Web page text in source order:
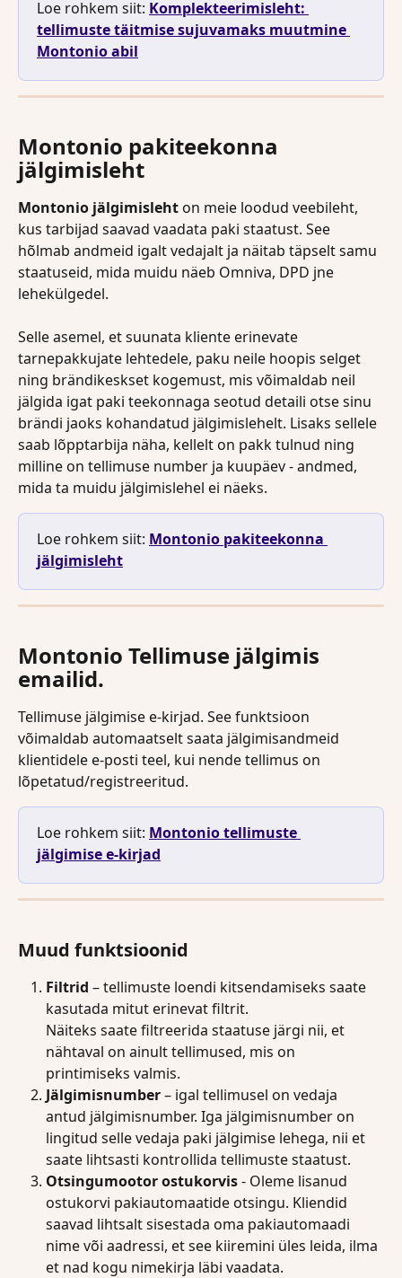
Loe rohkem siit: Komplekteerimisleht:
tellimuste täitmise sujuvamaks muutmine
Montonio abil
Montonio pakiteekonna
jälgimisleht
Montonio jälgimisleht on meie loodud veebileht,
kus tarbijad saavad vaadata paki staatust. See
hõlmab andmeid igalt vedajalt ja näitab täpselt samu
staatuseid, mida muidu näeb Omniva, DPD jne
lehekülgedel.
Selle asemel, et suunata kliente erinevate
tarnepakkujate lehtedele, paku neile hoopis selget
ning brändikeskset kogemust, mis võimaldab neil
jälgida igat paki teekonnaga seotud detaili otse sinu
brändi jaoks kohandatud jälgimislehelt. Lisaks sellele
saab lõpptarbija näha, kellelt on pakk tulnud ning
milline on tellimuse number ja kuupäev - andmed,
mida ta muidu jälgimislehel ei näeks.
Loe rohkem siit: Montonio pakiteekonna
jälgimisleht
Montonio Tellimuse jälgimis
emailid.
Tellimuse jälgimise e-kirjad. See funktsioon
võimaldab automaatselt saata jälgimisandmeid
klientidele e-posti teel, kui nende tellimus on
lõpetatud/registreeritud.
Loe rohkem siit: Montonio tellimuste
jälgimise e-kirjad
Muud funktsioonid
Filtrid – tellimuste loendi kitsendamiseks saate
kasutada mitut erinevat filtrit.
Näiteks saate filtreerida staatuse järgi nii, et
nähtaval on ainult tellimused, mis on
printimiseks valmis.
Jälgimisnumber – igal tellimusel on vedaja
antud jälgimisnumber. Iga jälgimisnumber on
lingitud selle vedaja paki jälgimise lehega, nii et
saate lihtsasti kontrollida tellimuste staatust.
Otsingumootor ostukorvis - Oleme lisanud
ostukorvi pakiautomaatide otsingu. Kliendid
saavad lihtsalt sisestada oma pakiautomaadi
nime või aadressi, et see kiiremini üles leida, ilma
et nad kogu nimekirja läbi vaadata.